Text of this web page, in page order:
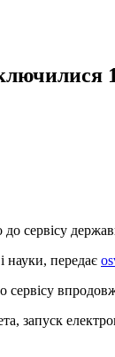
сервісу
науки, передає
запуск